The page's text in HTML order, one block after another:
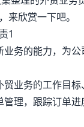
来欣赏一下吧。
1
业务的能力，为
业务的工作目标
管理，跟踪订单